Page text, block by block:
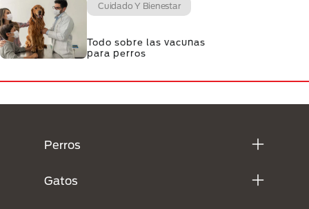
Cuidado Y Bienestar
Todo sobre las vacunas
para perros
Perros
Gatos